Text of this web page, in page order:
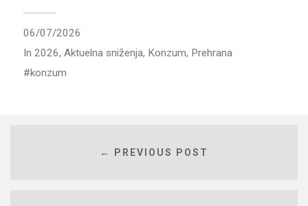
06/07/2026
In 2026, Aktuelna sniženja, Konzum, Prehrana
konzum
← PREVIOUS POST